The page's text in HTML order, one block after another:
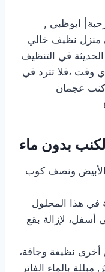
ابوظبي ,
منزل نظيف خالي
في التنظيف
وقت ،فلا تترد في
كنب عجمان
بدون ماء
ونصف كوب
هذا المحلول
أسفل، لإزالة بقع
نظيفة وجافة،
بالماء الفاتر